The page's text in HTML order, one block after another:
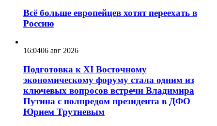
Всё больше европейцев хотят переехать в
Россию
16:0406 авг 2026
Подготовка к XI Восточному
экономическому форуму стала одним из
ключевых вопросов встречи Владимира
Путина с полпредом президента в ДФО
Юрием Трутневым